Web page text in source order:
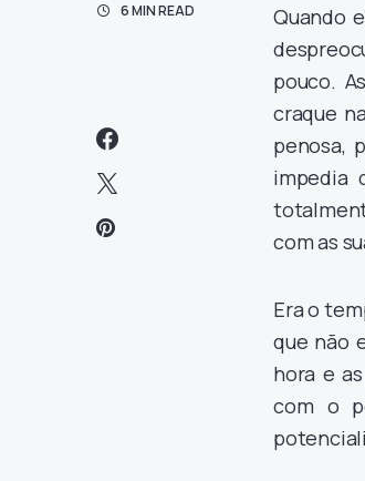
6 MIN READ
Quando
pouco.
craque
penosa,
impedia
com as
Era o
que não
hora e
com o